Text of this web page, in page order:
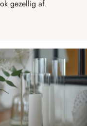
gezellig af.